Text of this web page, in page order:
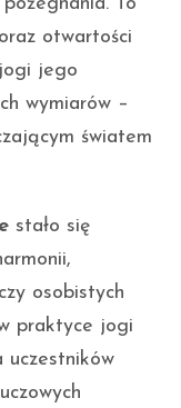
otwartości
jego
wymiarów –
światem
stało się
osobistych
praktyce jogi
uczestników